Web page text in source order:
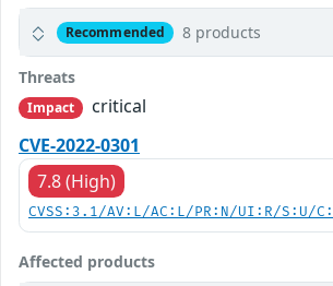
Recommended 8 products
Threats
Impact
critical
CVE-2022-0301
7.8 (High)
CVSS:3.1/AV:L/AC:L/PR:N/UI:R/S:U/
Affected products